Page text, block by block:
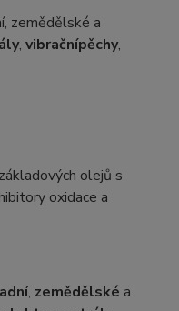
zemědělské a
, vibračnípěchy,
olejů s
oxidace a
, zemědělské a